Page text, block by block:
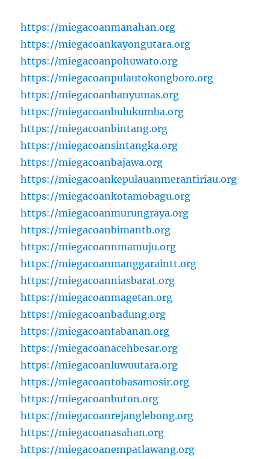
https://miegacoanmanahan.org
https://miegacoankayongutara.org
https://miegacoanpohuwato.org
https://miegacoanpulautokongboro.org
https://miegacoanbanyumas.org
https://miegacoanbulukumba.org
https://miegacoanbintang.org
https://miegacoansintangka.org
https://miegacoanbajawa.org
https://miegacoankepulauanmerantiriau.org
https://miegacoankotamobagu.org
https://miegacoanmurungraya.org
https://miegacoanbimantb.org
https://miegacoannmamuju.org
https://miegacoanmanggaraintt.org
https://miegacoanniasbarat.org
https://miegacoanmagetan.org
https://miegacoanbadung.org
https://miegacoantabanan.org
https://miegacoanacehbesar.org
https://miegacoanluwuutara.org
https://miegacoantobasamosir.org
https://miegacoanbuton.org
https://miegacoanrejanglebong.org
https://miegacoanasahan.org
https://miegacoanempatlawang.org